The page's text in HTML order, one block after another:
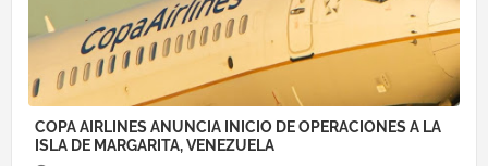
COPA AIRLINES ANUNCIA INICIO DE OPERACIONES A LA
ISLA DE MARGARITA, VENEZUELA